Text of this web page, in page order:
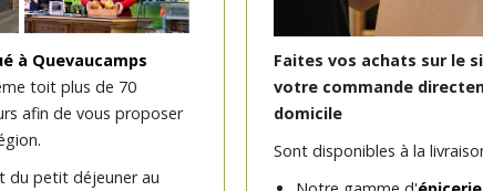
à Quevaucamps
toit plus de 70
afin de vous proposer
du petit déjeuner au
Faites vos achats sur le
votre commande
domicile
Sont disponibles à la
Déodorant bio tout
vera 50ml Douce Nature